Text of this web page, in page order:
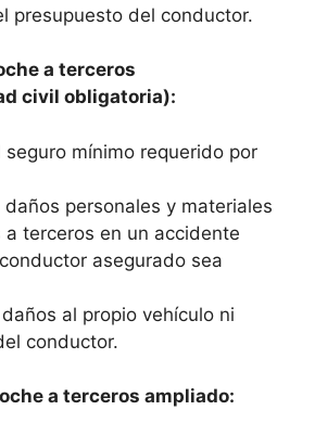
presupuesto del conductor.
a terceros
civil obligatoria):
seguro mínimo requerido por
daños personales y materiales
a terceros en un accidente
asegurado sea
al propio vehículo ni
conductor.
a terceros ampliado: